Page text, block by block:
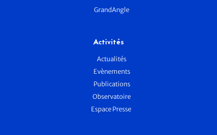
GrandAngle
Activités
Actualités
Evènements
Publications
Observatoire
Espace Presse